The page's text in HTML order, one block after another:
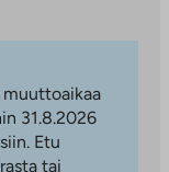
31.8.2026
Etu
tai